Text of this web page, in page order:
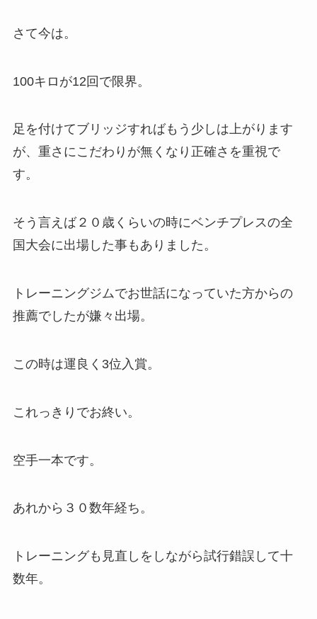
さて今は。
100キロが12回で限界。
足を付けてブリッジすればもう少しは上がります
が、重さにこだわりが無くなり正確さを重視で
す。
そう言えば２０歳くらいの時にベンチプレスの全
国大会に出場した事もありました。
トレーニングジムでお世話になっていた方からの
推薦でしたが嫌々出場。
この時は運良く3位入賞。
これっきりでお終い。
空手一本です。
あれから３０数年経ち。
トレーニングも見直しをしながら試行錯誤して十
数年。